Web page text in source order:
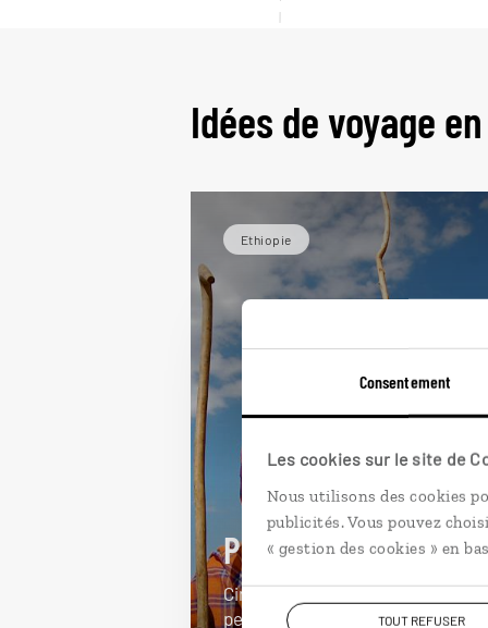
Consentement
Les cookies sur le site de
Nous utilisons des cookies
publicités. Vous pouvez
« gestion des cookies » en
TOUT REFUSER
Idées de voyage
Ethiopie
Peuples d’Éthiopie
Circuit culturel à la rencontre des
peuples éthiopiens de la vallée du